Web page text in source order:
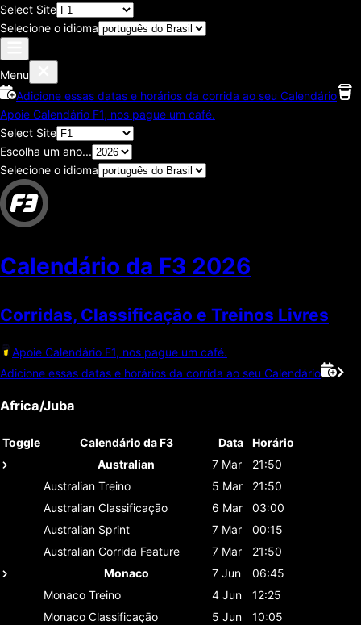
Select Site
Selecione o idioma
Menu
Adicione essas datas e horários da corrida ao seu Calendário
Apoie Calendário F1, nos pague um café.
Select Site
Escolha um ano...
Selecione o idioma
Calendário da F3 2026
Corridas, Classificaçāo e Treinos Livres
Apoie Calendário F1, nos pague um café.
Adicione essas datas e horários da corrida ao seu Calendário
Africa/Juba
Toggle Calendário da F3 Data
Horário
Australian
7 Mar
21:50
Australian Treino 5 Mar
21:50
Australian Classificaçāo 6 Mar
03:00
Australian Sprint 7 Mar
00:15
Australian Corrida Feature 7 Mar
21:50
Monaco
7 Jun
06:45
Monaco Treino 4 Jun
12:25
Monaco Classificaçāo 5 Jun
10:05